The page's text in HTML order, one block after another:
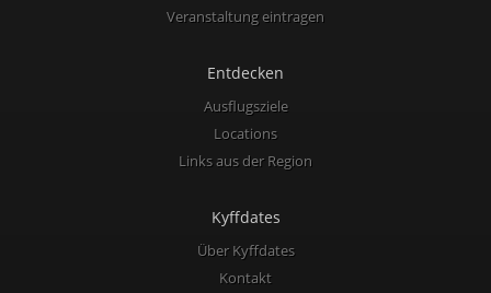
Veranstaltung eintragen
Entdecken
Ausflugsziele
Locations
Links aus der Region
Kyffdates
Über Kyffdates
Kontakt